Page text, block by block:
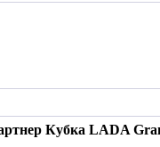
Кубка LADA